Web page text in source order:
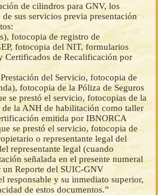
de cilindros para GNV, los
sus servicios previa presentación
fotocopia de registro de
fotocopia del NIT, formularios
Certificados de Recalificación por
del Servicio, fotocopia de
fotocopia de la Póliza de Seguros
se prestó el servicio, fotocopias de la
la ANH de habilitación como taller
emitida por IBNORCA
se prestó el servicio, fotocopia de
o representante legal del
representante legal (cuando
señalada en el presente numeral
un Reporte del SUIC-GNV
responsable y su inmediato superior,
de estos documentos.”